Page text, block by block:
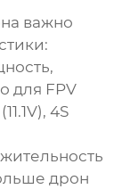
важно
для FPV
4S
дрон